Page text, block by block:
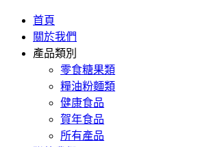
首頁
關於我們
產品類別
零食糖果類
糧油粉麵類
健康食品
賀年食品
所有產品